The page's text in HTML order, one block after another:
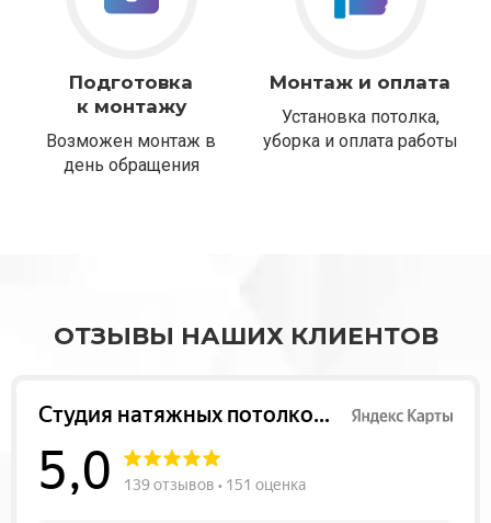
Подготовка
к монтажу
Возможен монтаж в
день обращения
Монтаж и оплата
Установка потолка,
уборка и оплата работы
ОТЗЫВЫ НАШИХ КЛИЕНТОВ